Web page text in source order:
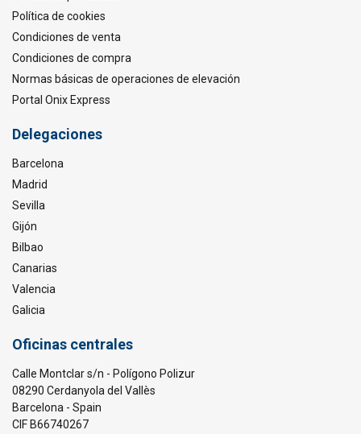
Política de cookies
Condiciones de venta
Condiciones de compra
Normas básicas de operaciones de elevación
Portal Onix Express
Delegaciones
Barcelona
Madrid
Sevilla
Gijón
Bilbao
Canarias
Valencia
Galicia
Oficinas centrales
Calle Montclar s/n - Polígono Polizur
08290 Cerdanyola del Vallès
Barcelona - Spain
CIF B66740267